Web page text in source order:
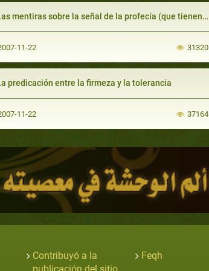
mentiras sobre la señal de la profecía (que tienen todos los profetas en su espalda) y sobre las mujeres que la han visto
11-22 31320
predicación entre la firmeza y la tolerancia
11-22 37164
Contribuyó a la
Feqh